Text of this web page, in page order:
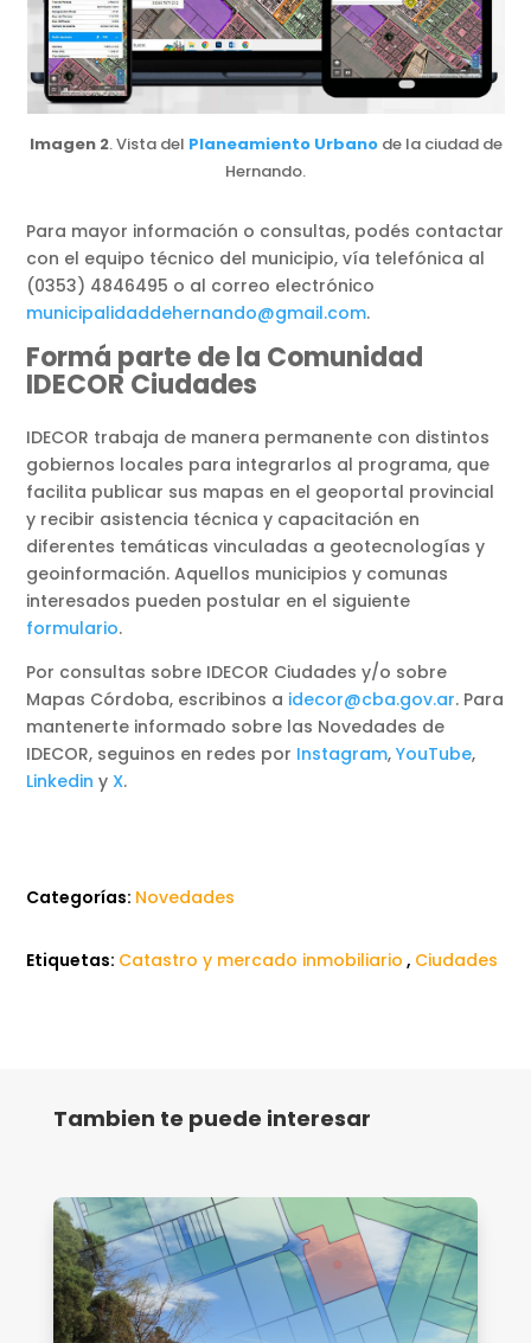
Imagen 2. Vista del Planeamiento Urbanode la ciudad de
Hernando.
Para mayor información o consultas, podés contactar
con el equipo técnico del municipio, vía telefónica al
(0353) 4846495 o al correo electrónico
municipalidaddehernando@gmail.com.
Formá parte de la Comunidad
IDECOR Ciudades
IDECOR trabaja de manera permanente con distintos
gobiernos locales para integrarlos al programa, que
facilita publicar sus mapas en el geoportal provincial
y recibir asistencia técnica y capacitación en
diferentes temáticas vinculadas a geotecnologías y
geoinformación. Aquellos municipios y comunas
interesados pueden postular en el siguiente
formulario.
Por consultas sobre IDECOR Ciudades y/o sobre
Mapas Córdoba, escribinos a idecor@cba.gov.ar. Para
mantenerte informado sobre las Novedades de
IDECOR, seguinos en redes por Instagram,YouTube,
Linkedin y X.
Categorías: Novedades
Etiquetas: Catastro y mercado inmobiliario , Ciudades
Tambien te puede interesar